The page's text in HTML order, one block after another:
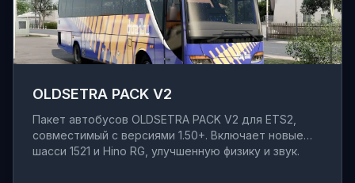
OLDSETRA PACK V2
Пакет автобусов OLDSETRA PACK V2 для ETS2,
совместимый с версиями 1.50+. Включает новые
шасси 1521 и Hino RG, улучшенную физику и звук.